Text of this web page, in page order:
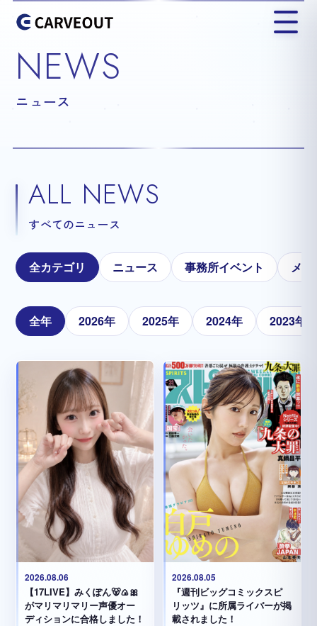
NEWS
ニュース
ALL NEWS
すべてのニュース
全カテゴリ ニュース 事務所イベント メ
全年 2026年 2025年 2024年 2023年
2026.08.06
【17LIVE】みくぽん🐻🍙🎀
がマリマリマリー声優オー
ディションに合格しました！
2026.08.05
『週刊ビッグコミックスピ
リッツ』に所属ライバーが掲
載されました！